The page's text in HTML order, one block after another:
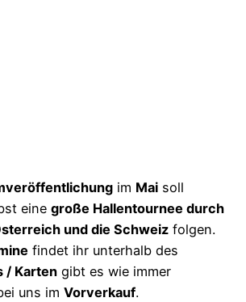
im Mai soll
eine große Hallentournee durch
und die Schweiz folgen.
findet ihr unterhalb des
/ Karten gibt es wie immer
uns im Vorverkauf.